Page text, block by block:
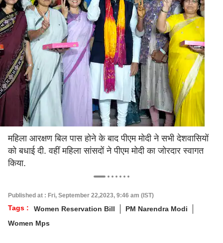
महिला आरक्षण बिल पास होने के बाद पीएम मोदी ने सभी देशवासियों
को बधाई दी. वहीं महिला सांसदों ने पीएम मोदी का जोरदार स्वागत
किया.
Published at : Fri, September 22,2023, 9:46 am (IST)
Tags : Women Reservation Bill
PM Narendra Modi
Women Mps